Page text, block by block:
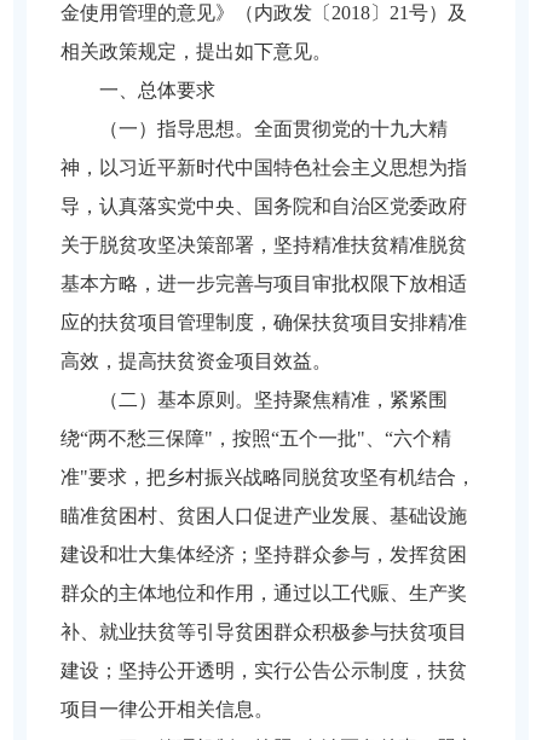
金使用管理的意见》（内政发〔2018〕21号）及
相关政策规定，提出如下意见。
一、总体要求
（一）指导思想。全面贯彻党的十九大精
神，以习近平新时代中国特色社会主义思想为指
导，认真落实党中央、国务院和自治区党委政府
关于脱贫攻坚决策部署，坚持精准扶贫精准脱贫
基本方略，进一步完善与项目审批权限下放相适
应的扶贫项目管理制度，确保扶贫项目安排精准
高效，提高扶贫资金项目效益。
（二）基本原则。坚持聚焦精准，紧紧围
绕“两不愁三保障"，按照“五个一批"、“六个精
准"要求，把乡村振兴战略同脱贫攻坚有机结合，
瞄准贫困村、贫困人口促进产业发展、基础设施
建设和壮大集体经济；坚持群众参与，发挥贫困
群众的主体地位和作用，通过以工代赈、生产奖
补、就业扶贫等引导贫困群众积极参与扶贫项目
建设；坚持公开透明，实行公告公示制度，扶贫
项目一律公开相关信息。